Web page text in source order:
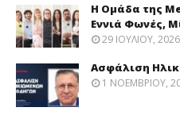
Η Ομάδα της
Εννιά Φωνές,
29 ΙΟΥΛΊΟΥ, 2026
Ασφάλιση
1 ΝΟΕΜΒΡΊΟΥ,